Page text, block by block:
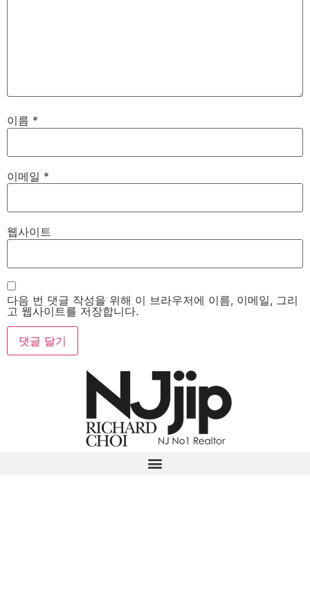
이름 *
이메일 *
웹사이트
다음 번 댓글 작성을 위해 이 브라우저에 이름, 이메일, 그리
고 웹사이트를 저장합니다.